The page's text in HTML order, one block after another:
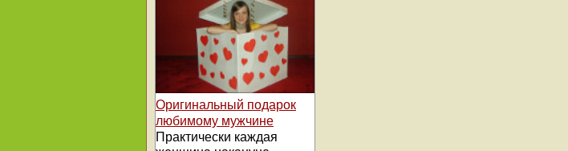
Оригинальный подарок
любимому мужчине
Практически каждая